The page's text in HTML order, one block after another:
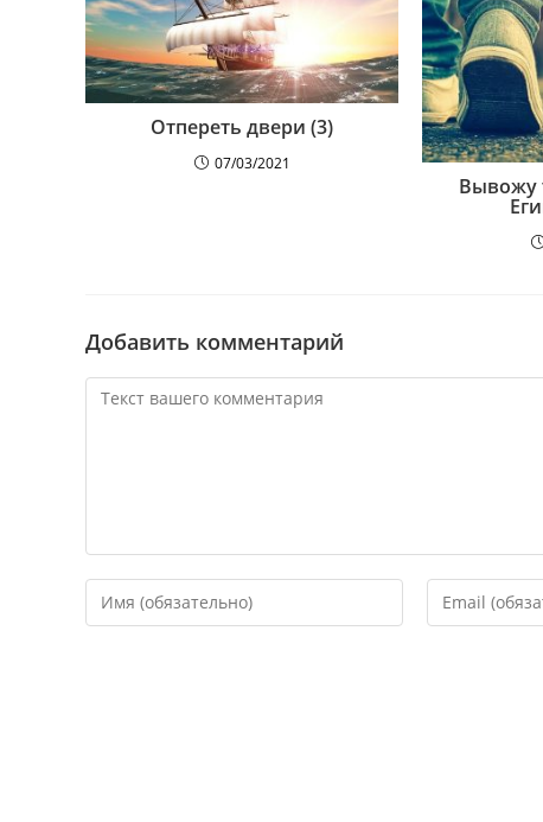
Отпереть двери (3)
07/03/2021
Вывожу
Добавить комментарий